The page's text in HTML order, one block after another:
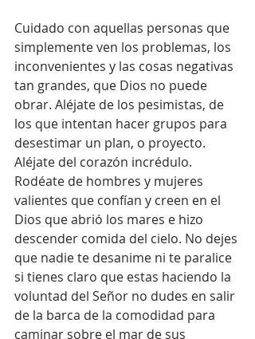
Cuidado con aquellas personas que
simplemente ven los problemas, los
inconvenientes y las cosas negativas
tan grandes, que Dios no puede
obrar. Aléjate de los pesimistas, de
los que intentan hacer grupos para
desestimar un plan, o proyecto.
Aléjate del corazón incrédulo.
Rodéate de hombres y mujeres
valientes que confían y creen en el
Dios que abrió los mares e hizo
descender comida del cielo. No dejes
que nadie te desanime ni te paralice
si tienes claro que estas haciendo la
voluntad del Señor no dudes en salir
de la barca de la comodidad para
caminar sobre el mar de sus